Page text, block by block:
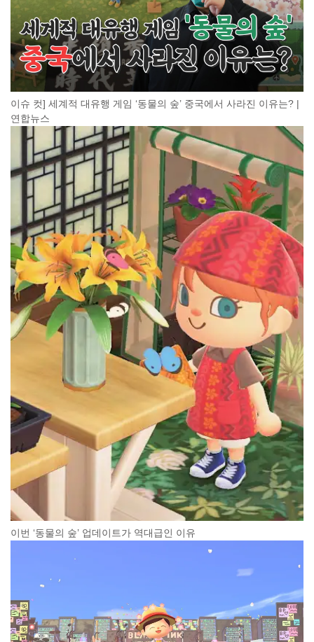
이슈 컷] 세계적 대유행 게임 ‘동물의 숲’ 중국에서 사라진 이유는? |
연합뉴스
이번 ‘동물의 숲’ 업데이트가 역대급인 이유